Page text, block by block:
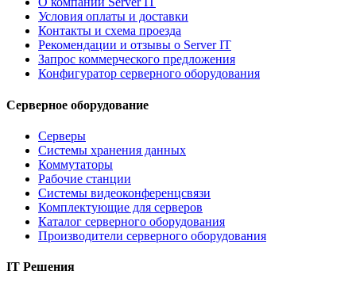
Условия оплаты и доставки
Контакты и схема проезда
Рекомендации и отзывы о Server IT
Запрос коммерческого предложения
Конфигуратор серверного оборудования
Серверное оборудование
Серверы
Системы хранения данных
Коммутаторы
Рабочие станции
Системы видеоконференцсвязи
Комплектующие для серверов
Каталог серверного оборудования
Производители серверного оборудования
IT Решения